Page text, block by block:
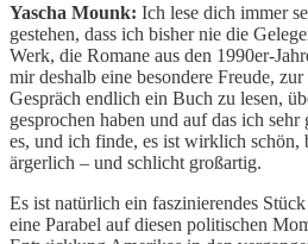
Yascha Mounk: Ich lese dich immer
gestehen, dass ich bisher nie die
Werk, die Romane aus den 1990er-
mir deshalb eine besondere Freude,
Gespräch endlich ein Buch zu lesen,
gesprochen haben und auf das ich
es, und ich finde, es ist wirklich schön,
ärgerlich – und schlicht großartig.
Es ist natürlich ein faszinierendes
eine Parabel auf diesen politischen